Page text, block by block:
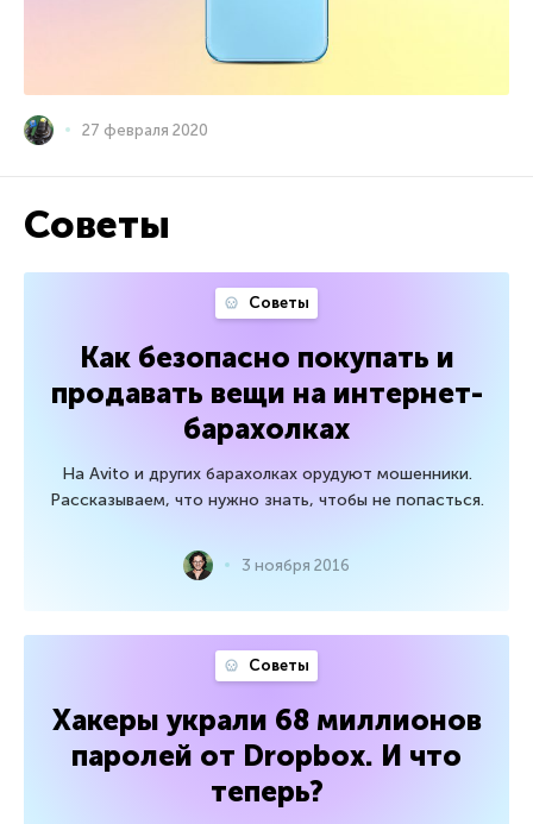
27 февраля 2020
Советы
Советы
Как безопасно покупать и
продавать вещи на интернет-
барахолках
На Avito и других барахолках орудуют мошенники.
Рассказываем, что нужно знать, чтобы не попасться.
3 ноября 2016
Советы
Хакеры украли 68 миллионов
паролей от Dropbox. И что
теперь?